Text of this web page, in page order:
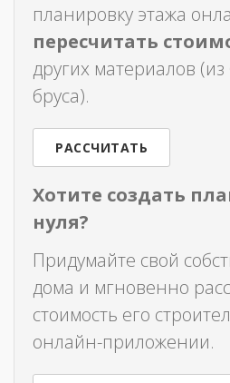
планировку этажа
пересчитать
других материалов
бруса).
РАССЧИТАТЬ
Хотите создать
нуля?
Придумайте свой
дома и мгновенно
стоимость его
онлайн-приложении.